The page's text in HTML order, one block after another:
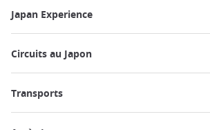
Japan Experience
Circuits au Japon
Transports